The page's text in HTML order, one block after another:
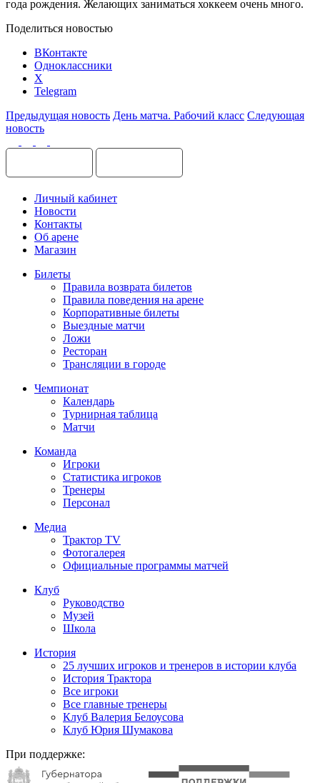
года рождения. Желающих заниматься хоккеем очень много.
Поделиться новостью
ВКонтакте
Одноклассники
X
Telegram
Предыдущая новость День матча. Рабочий класс Следующая
новость
Личный кабинет
Новости
Контакты
Об арене
Магазин
Билеты
Правила возврата билетов
Правила поведения на арене
Корпоративные билеты
Выездные матчи
Ложи
Ресторан
Трансляции в городе
Чемпионат
Календарь
Турнирная таблица
Матчи
Команда
Игроки
Статистика игроков
Тренеры
Персонал
Медиа
Трактор TV
Фотогалерея
Официальные программы матчей
Клуб
Руководство
Музей
Школа
История
25 лучших игроков и тренеров в истории клуба
История Трактора
Все игроки
Все главные тренеры
Клуб Валерия Белоусова
Клуб Юрия Шумакова
При поддержке: